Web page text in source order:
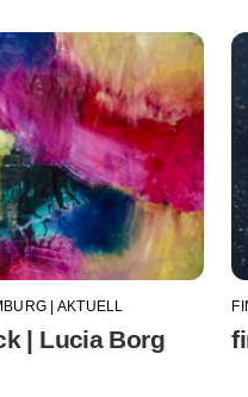
| AKTUELL
| Lucia Borg